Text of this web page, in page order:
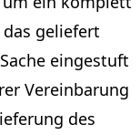
geliefert
eingestuft
Vereinbarung
des